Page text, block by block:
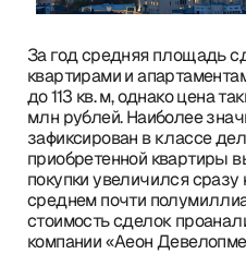
За год средняя площадь
квартирами и
до 113 кв. м, однако цена
млн рублей. Наиболее
зафиксирован в классе
приобретенной квартиры
покупки увеличился сразу
среднем почти
стоимость сделок
компании «Аеон